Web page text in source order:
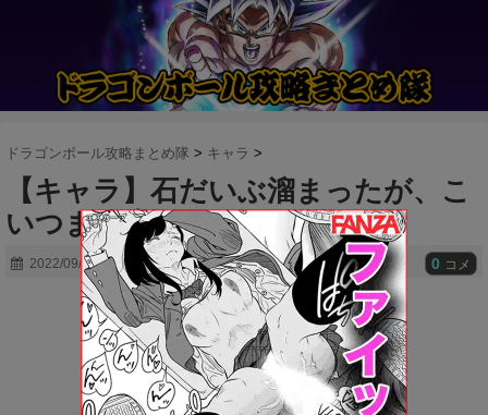
ドラゴンボール攻略まとめ隊 > キャラ >
【キャラ】石だいぶ溜まったが、こ
いつまだ来ないの！？？
2022/09/22 0 コメ